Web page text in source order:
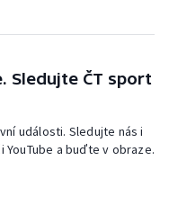
Sledujte ČT sport
události. Sledujte nás i
YouTube a buďte v obraze.